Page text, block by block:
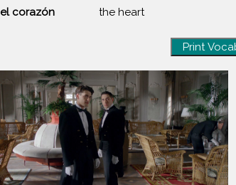
el corazón the heart
Print